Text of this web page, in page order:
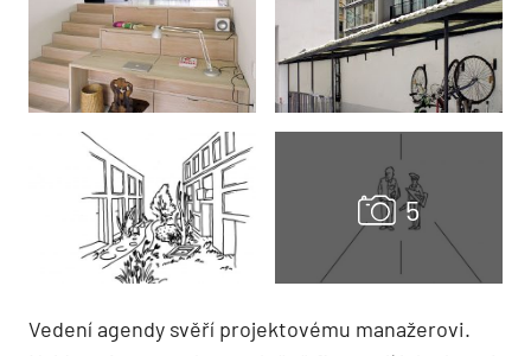
Vedení agendy svěří projektovému manažerovi.